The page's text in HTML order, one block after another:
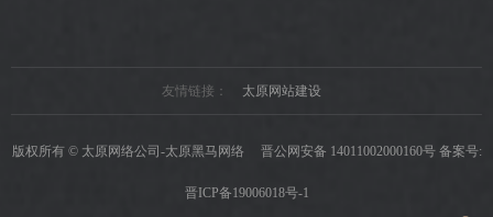
友情链接： 太原网站建设
版权所有 © 太原网络公司-太原黑马网络 晋公网安备 14011002000160号备案号:
晋ICP备19006018号-1